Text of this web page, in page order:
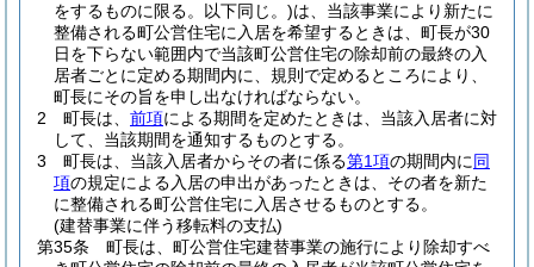
をするものに限る。以下同じ。)は、当該事業により新たに
整備される町公営住宅に入居を希望するときは、町長が30
日を下らない範囲内で当該町公営住宅の除却前の最終の入
居者ごとに定める期間内に、規則で定めるところにより、
町長にその旨を申し出なければならない。
2
町長は、 前項による期間を定めたときは、当該入居者に対
して、当該期間を通知するものとする。
3
町長は、当該入居者からその者に係る第1項の期間内に同
項の規定による入居の申出があったときは、その者を新た
に整備される町公営住宅に入居させるものとする。
(建替事業に伴う移転料の支払)
第35条
町長は、町公営住宅建替事業の施行により除却すべ